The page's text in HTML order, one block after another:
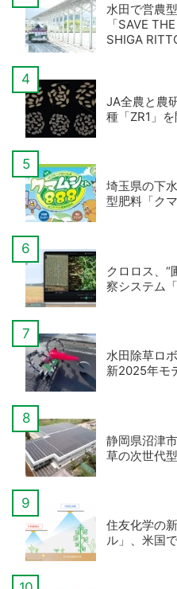
水田で営農
「SAVE
SHIGA
JA全農と農
種「ZR1」
埼玉県の下
型肥料「ク
クロロス、“
察システム
水田除草ロ
新2025年モ
静岡県沼津
草の次世代
住友化学の
ル」、米国